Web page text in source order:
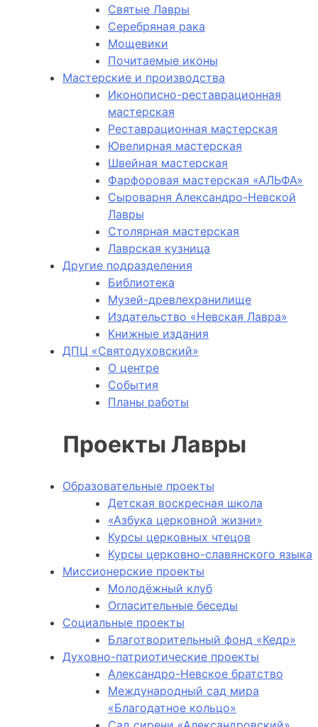
Святые Лавры
Серебряная рака
Мощевики
Почитаемые иконы
Мастерские и производства
Иконописно-реставрационная
мастерская
Реставрационная мастерская
Ювелирная мастерская
Швейная мастерская
Фарфоровая мастерская «АЛЬФА»
Сыроварня Александро-Невской
Лавры
Столярная мастерская
Лаврская кузница
Другие подразделения
Библиотека
Музей-древлехранилище
Издательство «Невская Лавра»
Книжные издания
ДПЦ «Святодуховский»
О центре
События
Планы работы
Проекты Лавры
Образовательные проекты
Детская воскресная школа
«Азбука церковной жизни»
Курсы церковных чтецов
Курсы церковно-славянского языка
Миссионерские проекты
Молодёжный клуб
Огласительные беседы
Социальные проекты
Благотворительный фонд «Кедр»
Духовно-патриотические проекты
Александро-Невское братство
Международный сад мира
«Благодатное кольцо»